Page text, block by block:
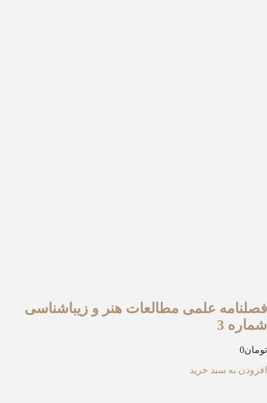
علمی مطالعات هنر و زیباشناسی
3
0
به سبد خرید